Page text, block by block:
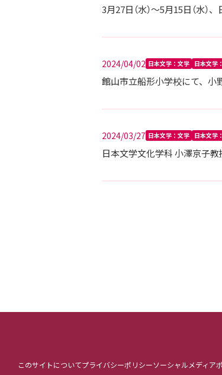
3月27日（水）～5月15日（水
2024/04/02 日本文学：文学 日本文学
館山市立船形小学校にて、小
2024/03/27 日本文学：文学 日本文学
日本文学文化学科 小澤京子
このサイトについてプライバシーポリシーソーシャルメディア